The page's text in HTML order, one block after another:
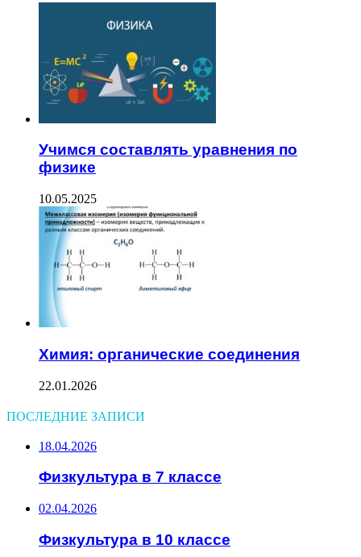
Учимся составлять уравнения по
физике
10.05.2025
Химия: органические соединения
22.01.2026
ПОСЛЕДНИЕ ЗАПИСИ
18.04.2026
Физкультура в 7 классе
02.04.2026
Физкультура в 10 классе